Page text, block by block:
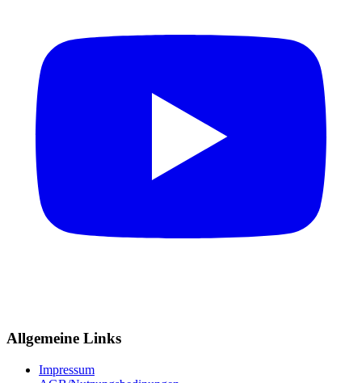
Allgemeine Links
Impressum